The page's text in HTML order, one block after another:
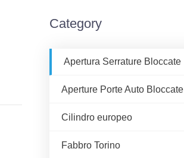
Category
Apertura Serrature Bloccate
Aperture Porte Auto Bloccate
Cilindro europeo
Fabbro Torino